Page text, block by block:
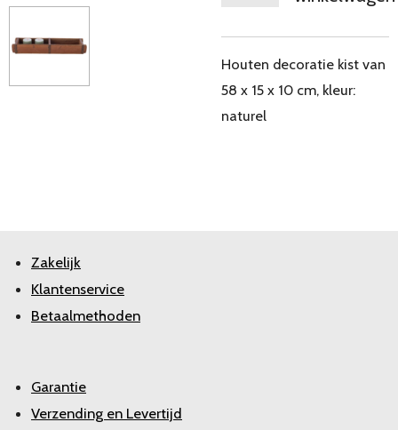
Houten decoratie kist van
58 x 15 x 10 cm, kleur:
naturel
Zakelijk
Klantenservice
Betaalmethoden
Garantie
Verzending en Levertijd